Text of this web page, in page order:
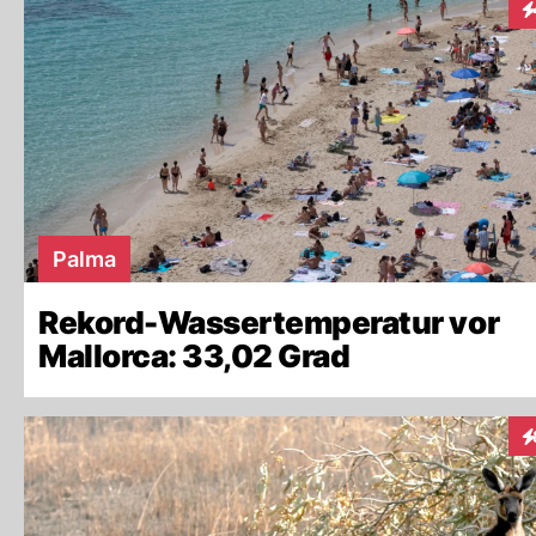
Palma
Rekord-Wassertemperatur vor
Mallorca: 33,02 Grad